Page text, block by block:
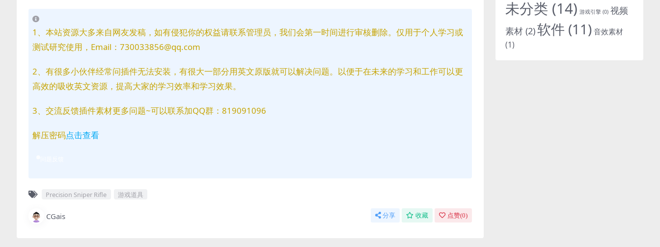
1、本站资源大多来自网友发稿，如有侵犯你的权益请联系管理员，我们会第一时间进行审核删除。仅用于个人学习或
测试研究使用，Email：730033856@qq.com
2、有很多小伙伴经常问插件无法安装，有很大一部分用英文原版就可以解决问题。以便于在未来的学习和工作可以更
高效的吸收英文资源，提高大家的学习效率和学习效果。
3、交流反馈插件素材更多问题~可以联系加QQ群：819091096
解压密码点击查看
Precision Sniper Rifle 游戏道具
CGais 分享 收藏 点赞(0)
未分类 (14) 游戏引擎 (0) 视频
素材 (2)软件 (11)音效素材
(1)